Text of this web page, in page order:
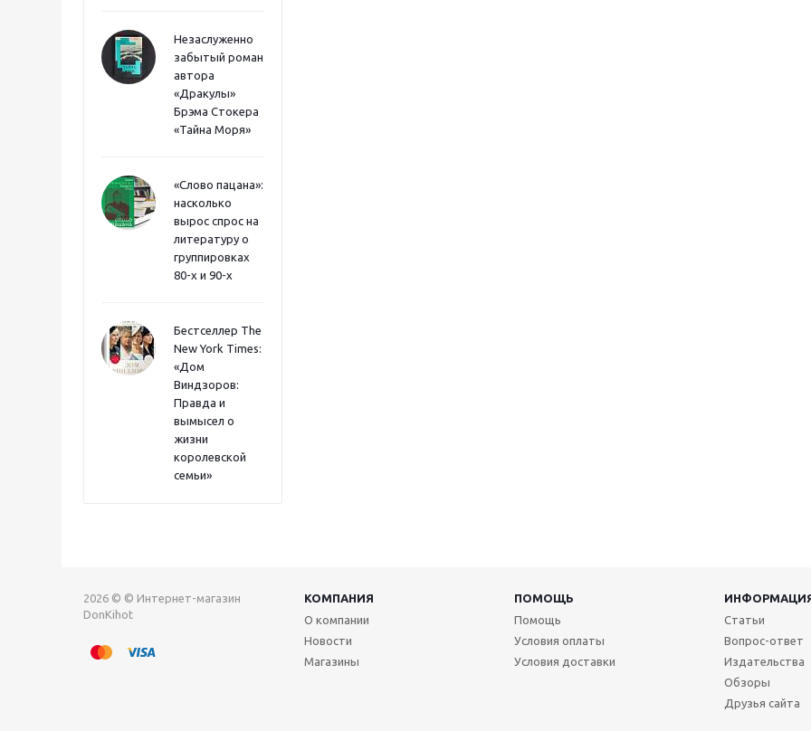
Незаслуженно
забытый роман
автора
«Дракулы»
Брэма Стокера
«Тайна Моря»
«Слово пацана»:
насколько
вырос спрос на
литературу о
группировках
80-х и 90-х
Бестселлер The
New York Times:
«Дом
Виндзоров:
Правда и
вымысел о
жизни
королевской
семьи»
2026 © © Интернет-магазин
DonKihot
КОМПАНИЯ ПОМОЩЬ
О компании
Новости
Магазины
Помощь
Условия оплаты
Условия доставки
Статьи
Вопрос-ответ
Издательства
Обзоры
Друзья сайта